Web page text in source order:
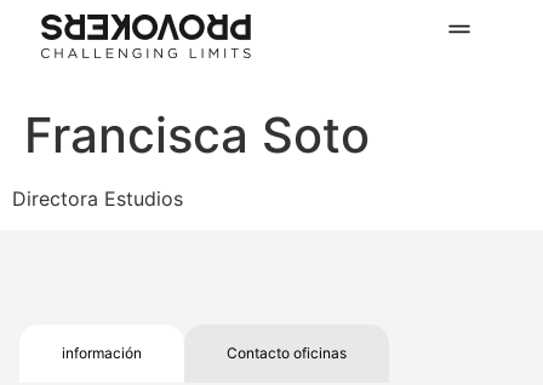
Francisca Soto
Directora Estudios
información Contacto oficinas